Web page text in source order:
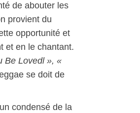
de abouter les
provient du
opportunité et
et en le chantant.
Be Lovedl », «
se doit de
condensé de la